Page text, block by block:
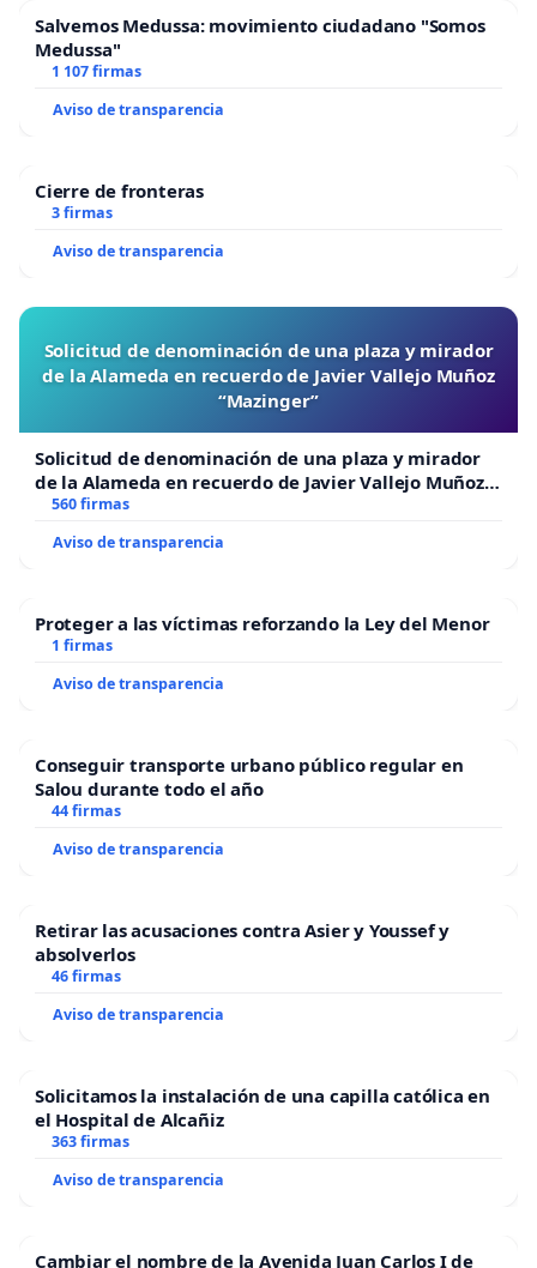
Salvemos Medussa: movimiento ciudadano "Somos
Medussa"
1 107 firmas
Aviso de transparencia
Cierre de fronteras
3 firmas
Aviso de transparencia
Solicitud de denominación de una plaza y mirador
de la Alameda en recuerdo de Javier Vallejo Muñoz
“Mazinger”
Solicitud de denominación de una plaza y mirador
de la Alameda en recuerdo de Javier Vallejo Muñoz
“Mazinger”
560 firmas
Aviso de transparencia
Proteger a las víctimas reforzando la Ley del Menor
1 firmas
Aviso de transparencia
Conseguir transporte urbano público regular en
Salou durante todo el año
44 firmas
Aviso de transparencia
Retirar las acusaciones contra Asier y Youssef y
absolverlos
46 firmas
Aviso de transparencia
Solicitamos la instalación de una capilla católica en
el Hospital de Alcañiz
363 firmas
Aviso de transparencia
Cambiar el nombre de la Avenida Juan Carlos I de